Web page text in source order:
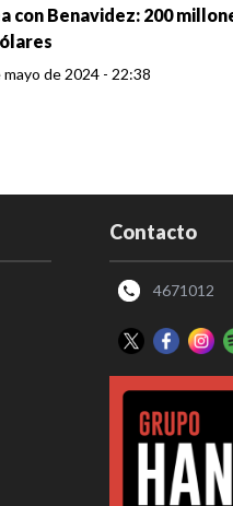
con Benavidez: 200
mayo de 2024 - 22:38
Contacto
4671012